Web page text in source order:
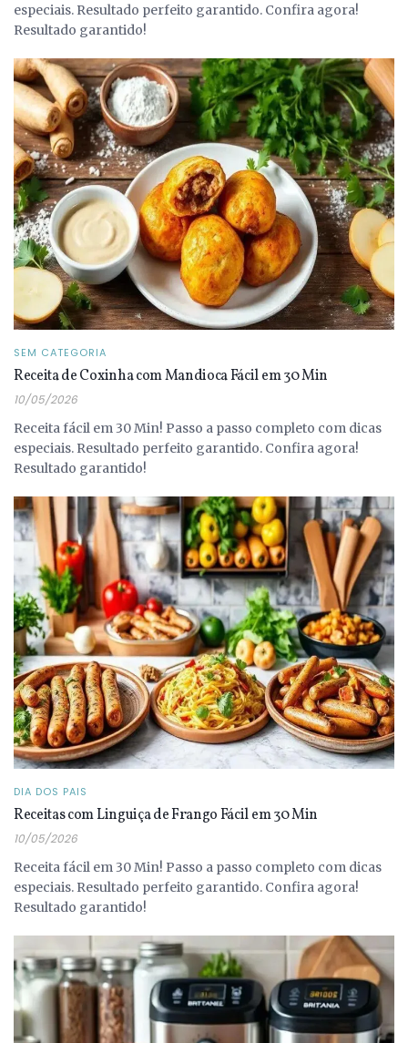
especiais. Resultado perfeito garantido. Confira agora!
Resultado garantido!
SEM CATEGORIA
Receita de Coxinha com Mandioca Fácil em 30 Min
10/05/2026
Receita fácil em 30 Min! Passo a passo completo com dicas
especiais. Resultado perfeito garantido. Confira agora!
Resultado garantido!
DIA DOS PAIS
Receitas com Linguiça de Frango Fácil em 30 Min
10/05/2026
Receita fácil em 30 Min! Passo a passo completo com dicas
especiais. Resultado perfeito garantido. Confira agora!
Resultado garantido!